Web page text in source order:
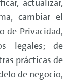
actualizar,
cambiar el
de Privacidad,
legales; de
prácticas de
de negocio,